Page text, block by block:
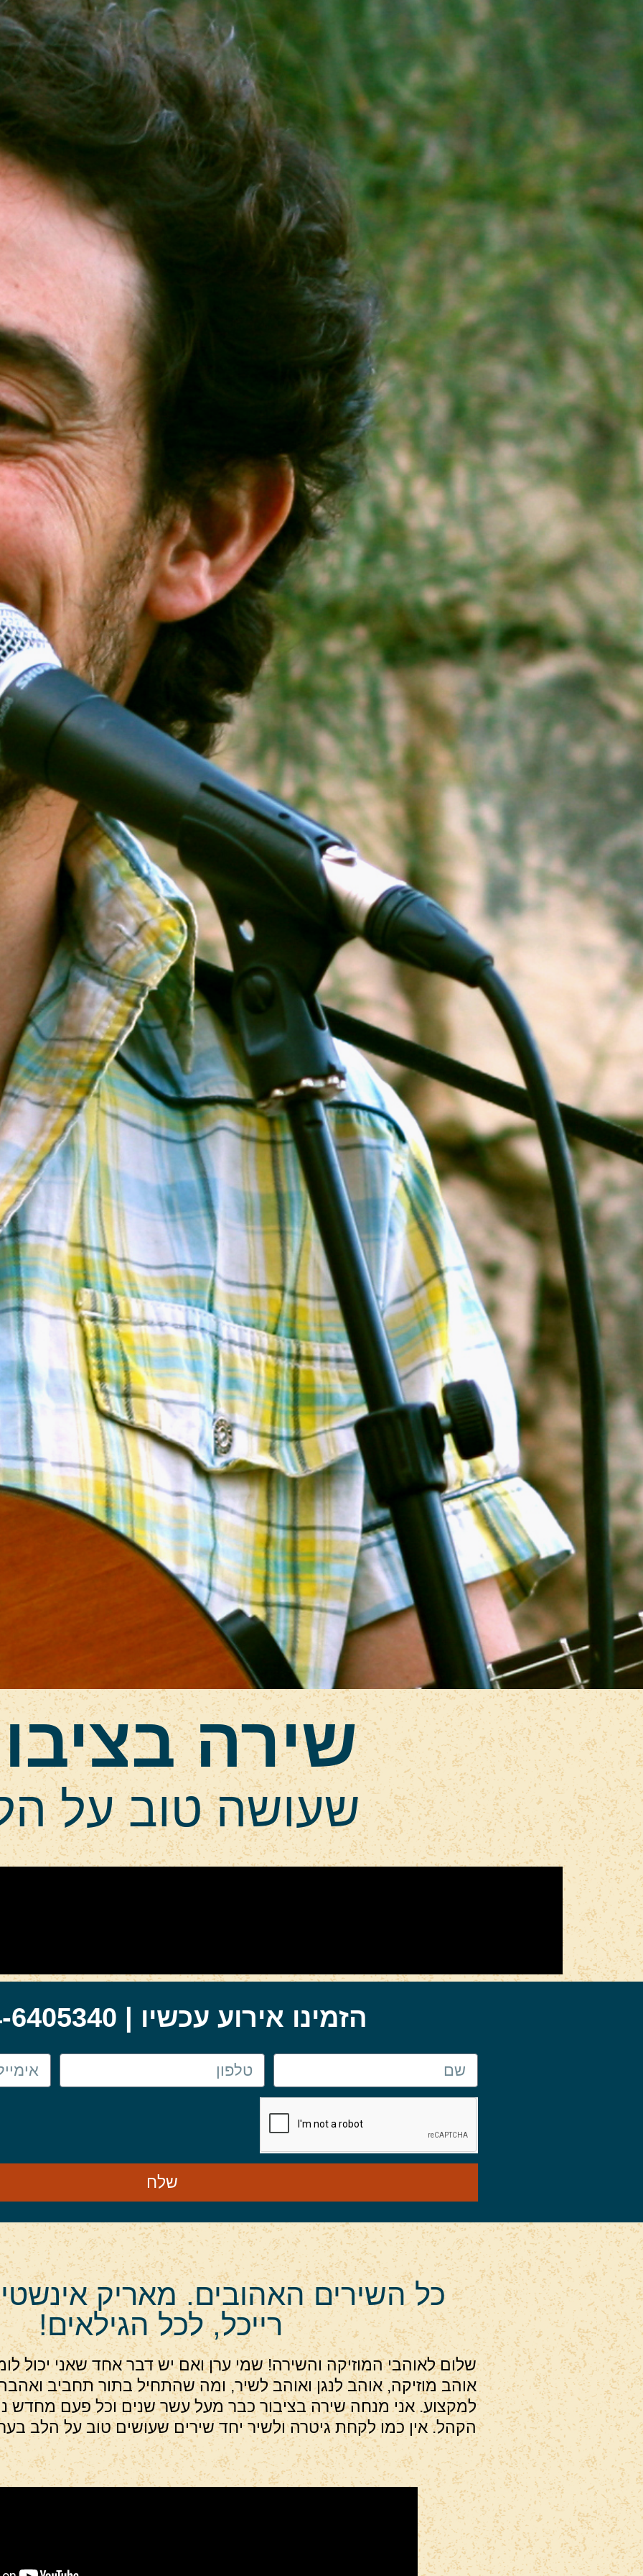
שירה
שעושה טוב על
הזמינו אירוע עכשיו | 054-6405340
שלח
כל השירים האהובים. מאריק
רייכל, לכל הגילאים!
שלום לאוהבי המוזיקה והשירה! שמי ערן ואם יש דבר אחד שאני יכול
אוהב מוזיקה, אוהב לנגן ואוהב לשיר, ומה שהתחיל בתור תחביב
למקצוע. אני מנחה שירה בציבור כבר מעל עשר שנים וכל פעם מחדש
הקהל. אין כמו לקחת גיטרה ולשיר יחד שירים שעושים טוב על הלב